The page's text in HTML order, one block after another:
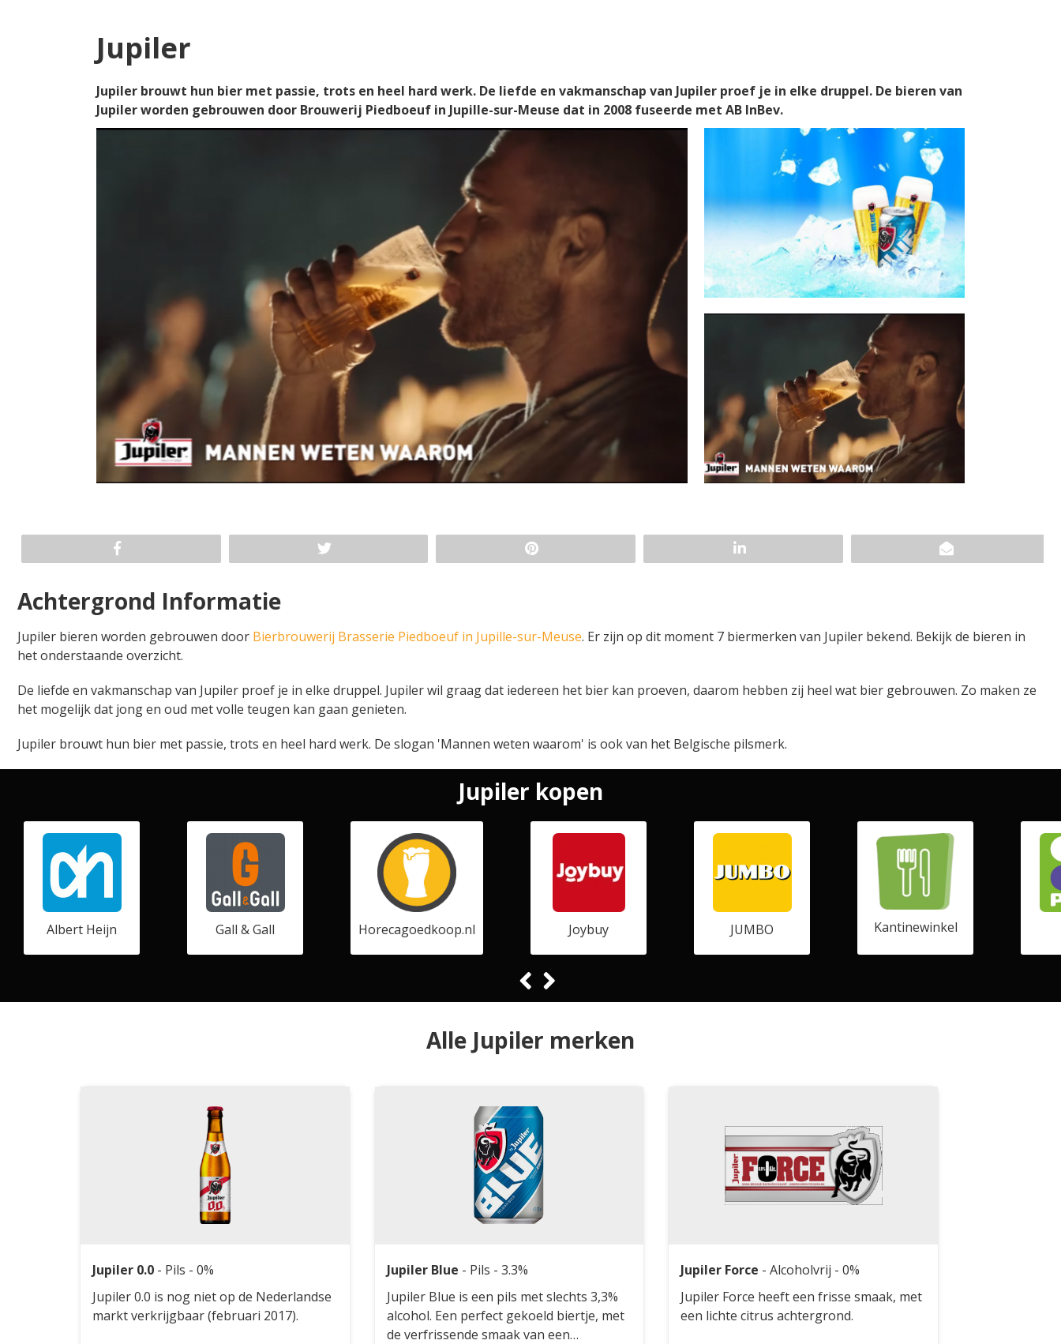
Jupiler
Jupiler brouwt hun bier met passie, trots en heel hard werk. De liefde en vakmanschap van Jupiler proef je in elke druppel. De bieren van
Jupiler worden gebrouwen door Brouwerij Piedboeuf in Jupille-sur-Meuse dat in 2008 fuseerde met AB InBev.
Achtergrond Informatie
Jupiler bieren worden gebrouwen door Bierbrouwerij Brasserie Piedboeuf in Jupille-sur-Meuse. Er zijn op dit moment 7 biermerken van Jupiler bekend. Bekijk de bieren in
het onderstaande overzicht.
De liefde en vakmanschap van Jupiler proef je in elke druppel. Jupiler wil graag dat iedereen het bier kan proeven, daarom hebben zij heel wat bier gebrouwen. Zo maken ze
het mogelijk dat jong en oud met volle teugen kan gaan genieten.
Jupiler brouwt hun bier met passie, trots en heel hard werk. De slogan 'Mannen weten waarom' is ook van het Belgische pilsmerk.
Jupiler kopen
Albert Heijn Gall & Gall Horecagoedkoop.nl Joybuy JUMBO Kantinewinkel
Alle Jupiler merken
Jupiler 0.0 - Pils - 0%
Jupiler 0.0 is nog niet op de Nederlandse
markt verkrijgbaar (februari 2017).
Jupiler Blue - Pils - 3.3%
Jupiler Blue is een pils met slechts 3,3%
alcohol. Een perfect gekoeld biertje, met
de verfrissende smaak van een
Jupiler Force -Alcoholvrij - 0%
Jupiler Force heeft een frisse smaak, met
een lichte citrus achtergrond.